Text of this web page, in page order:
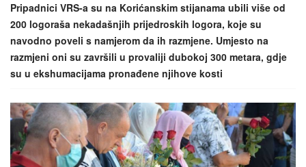
i
o
n
Pripadnici VRS-a su na Korićanskim stijanama ubili više od
200 logoraša nekadašnjih prijedroskih logora, koje su
navodno poveli s namjerom da ih razmjene. Umjesto na
razmjeni oni su završili u provaliji dubokoj 300 metara, gdje
su u ekshumacijama pronađene njihove kosti